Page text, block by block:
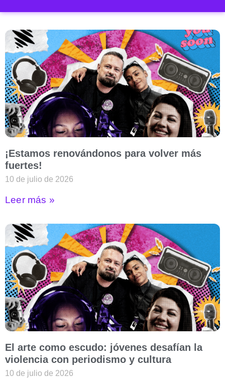
¡Estamos renovándonos para volver más
fuertes!
10 de julio de 2026
Leer más »
El arte como escudo: jóvenes desafían la
violencia con periodismo y cultura
10 de julio de 2026